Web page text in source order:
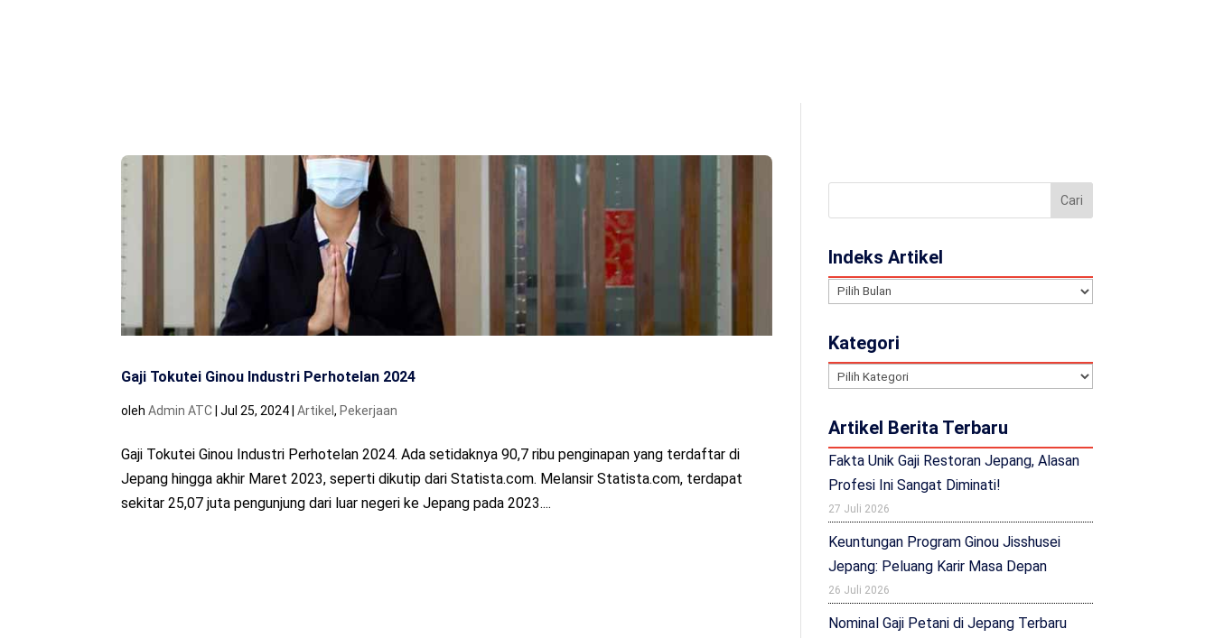
Gaji Tokutei Ginou Industri Perhotelan 2024
olehAdmin ATC |Jul 25, 2024 |Artikel, Pekerjaan
Gaji Tokutei Ginou Industri Perhotelan 2024. Ada setidaknya 90,7 ribu penginapan yang terdaftar di
Jepang hingga akhir Maret 2023, seperti dikutip dari Statista.com. Melansir Statista.com, terdapat
sekitar 25,07 juta pengunjung dari luar negeri ke Jepang pada 2023....
Indeks Artikel
Indeks
Kategori
Kategori
Artikel Berita Terbaru
Fakta Unik Gaji Restoran Jepang, Alasan
Profesi Ini Sangat Diminati!
27 Juli 2026
Keuntungan Program Ginou Jisshusei
Jepang: Peluang Karir Masa Depan
26 Juli 2026
Nominal Gaji Petani di Jepang Terbaru